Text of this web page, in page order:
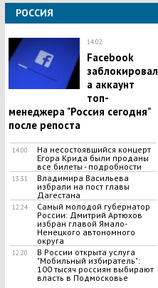
РОССИЯ
14:02
Facebook
заблокировал
а аккаунт
топ-
менеджера "Россия сегодня"
после репоста
14:00
​На несостоявшийся концерт
Егора Крида были проданы
все билеты - подробности
13:31
Владимира Васильева
избрали на пост главы
Дагестана
12:24
Самый молодой губернатор
России: Дмитрий Артюхов
избран главой Ямало-
Ненецкого автономного
округа
12:20
​В России открыта услуга
"Мобильный избиратель":
100 тысяч россиян выбирают
власть в Подмосковье